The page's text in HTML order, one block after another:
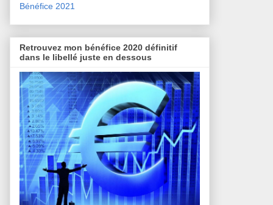
Bénéfice 2021
Retrouvez mon bénéfice 2020 définitif
dans le libellé juste en dessous